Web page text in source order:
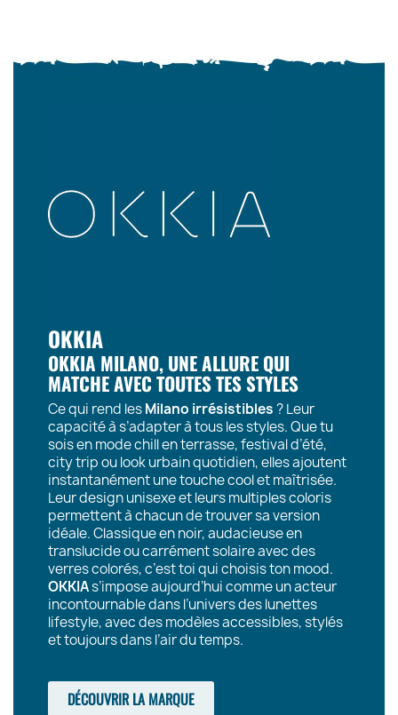
OKKIA
OKKIA MILANO, UNE ALLURE QUI
MATCHE AVEC TOUTES TES STYLES
Ce qui rend lesMilano irrésistibles ? Leur
capacité à s’adapter à tous les styles. Que tu
sois en mode chill en terrasse, festival d’été,
city trip ou look urbain quotidien, elles ajoutent
instantanément une touche cool et maîtrisée.
Leur design unisexe et leurs multiples coloris
permettent à chacun de trouver sa version
idéale. Classique en noir, audacieuse en
translucide ou carrément solaire avec des
verres colorés, c’est toi qui choisis ton mood.
OKKIAs’impose aujourd’hui comme un acteur
incontournable dans l’univers des lunettes
lifestyle, avec des modèles accessibles, stylés
et toujours dans l’air du temps.
DÉCOUVRIR LA MARQUE